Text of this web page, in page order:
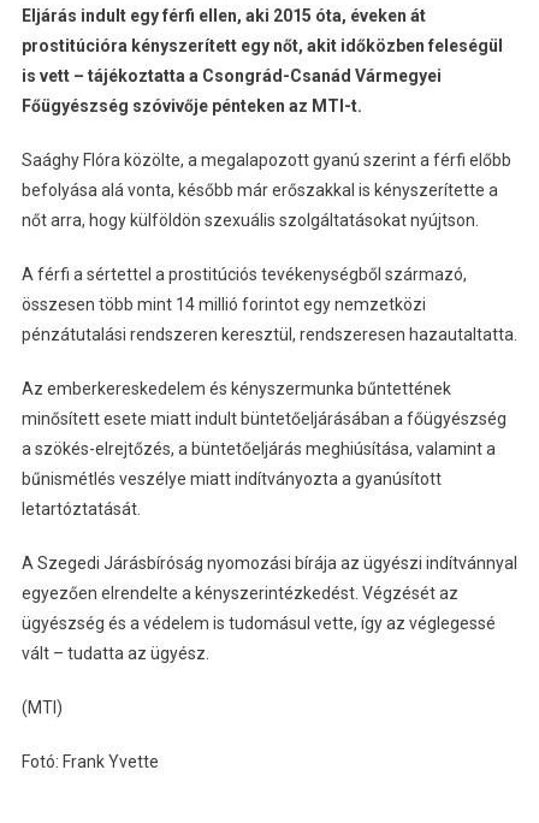
Eljárás indult egy férfi ellen, aki 2015 óta, éveken át
prostitúcióra kényszerített egy nőt, akit időközben feleségül
is vett – tájékoztatta a Csongrád-Csanád Vármegyei
Főügyészség szóvivője pénteken az MTI-t.
Saághy Flóra közölte, a megalapozott gyanú szerint a férfi előbb
befolyása alá vonta, később már erőszakkal is kényszerítette a
nőt arra, hogy külföldön szexuális szolgáltatásokat nyújtson.
A férfi a sértettel a prostitúciós tevékenységből származó,
összesen több mint 14 millió forintot egy nemzetközi
pénzátutalási rendszeren keresztül, rendszeresen hazautaltatta.
Az emberkereskedelem és kényszermunka bűntettének
minősített esete miatt indult büntetőeljárásában a főügyészség
a szökés-elrejtőzés, a büntetőeljárás meghiúsítása, valamint a
bűnismétlés veszélye miatt indítványozta a gyanúsított
letartóztatását.
A Szegedi Járásbíróság nyomozási bírája az ügyészi indítvánnyal
egyezően elrendelte a kényszerintézkedést. Végzését az
ügyészség és a védelem is tudomásul vette, így az véglegessé
vált – tudatta az ügyész.
(MTI)
Fotó: Frank Yvette